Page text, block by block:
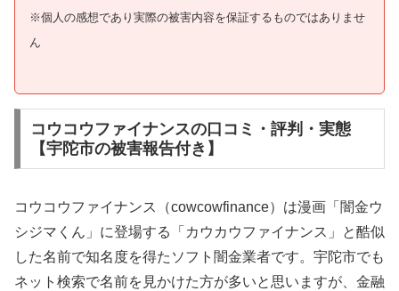
※個人の感想であり実際の被害内容を保証するものではありませ
ん
コウコウファイナンスの口コミ・評判・実態
【宇陀市の被害報告付き】
コウコウファイナンス（cowcowfinance）は漫画「闇金ウ
シジマくん」に登場する「カウカウファイナンス」と酷似
した名前で知名度を得たソフト闇金業者です。宇陀市でも
ネット検索で名前を見かけた方が多いと思いますが、金融